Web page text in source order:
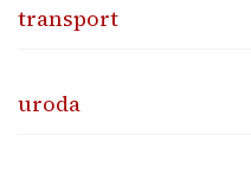
transport
uroda